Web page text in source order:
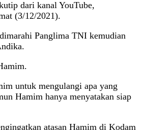
dari kanal YouTube,
(3/12/2021).
Panglima TNI kemudian
untuk mengulangi apa yang
Hamim hanya menyatakan siap
atasan Hamim di Kodam